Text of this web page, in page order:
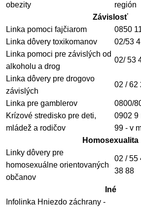
obezity
región
Závislosť
Linka pomoci fajčiarom
0850
Linka dôvery toxikomanov
02/53
Linka pomoci pre závislých od
alkoholu a drog
02/ 53
Linka dôvery pre drogovo
závislých
02 / 62
Linka pre gamblerov
0800/
Krízové stredisko pre deti,
mládež a rodičov
0902 9
99 - v
Homosexualita
Linky dôvery pre
homosexuálne orientovaných
občanov
02 / 55
38 88
Iné
Infolinka Hniezdo záchrany -